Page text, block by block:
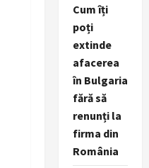
Cum îți
poți
extinde
afacerea
în Bulgaria
fără să
renunți la
firma din
România